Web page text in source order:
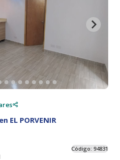
EL PORVENIR
Código: 94831